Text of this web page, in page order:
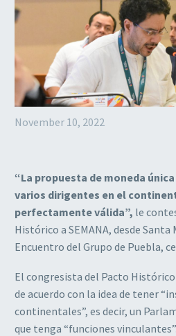
November 10, 2022
“La propuesta de moneda
varios dirigentes en el
perfectamente válida”, le
Histórico a SEMANA, desde
Encuentro del Grupo de Puebla,
El congresista del Pacto
de acuerdo con la idea de tener
continentales”, es decir, un
que tenga “funciones vinculantes”.